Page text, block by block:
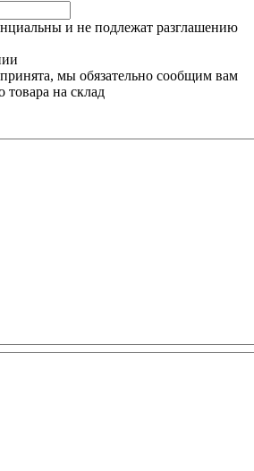
и не подлежат разглашению
мы обязательно сообщим вам
товара на склад